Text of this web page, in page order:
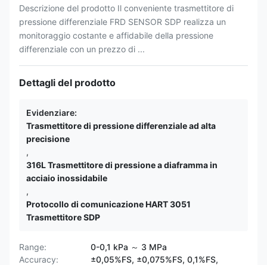
Descrizione del prodotto Il conveniente trasmettitore di
pressione differenziale FRD SENSOR SDP realizza un
monitoraggio costante e affidabile della pressione
differenziale con un prezzo di ...
Dettagli del prodotto
Evidenziare:
Trasmettitore di pressione differenziale ad alta
precisione
,
316L Trasmettitore di pressione a diaframma in
acciaio inossidabile
,
Protocollo di comunicazione HART 3051
Trasmettitore SDP
Range:
0-0,1 kPa ～ 3 MPa
Accuracy:
±0,05%FS, ±0,075%FS, 0,1%FS,